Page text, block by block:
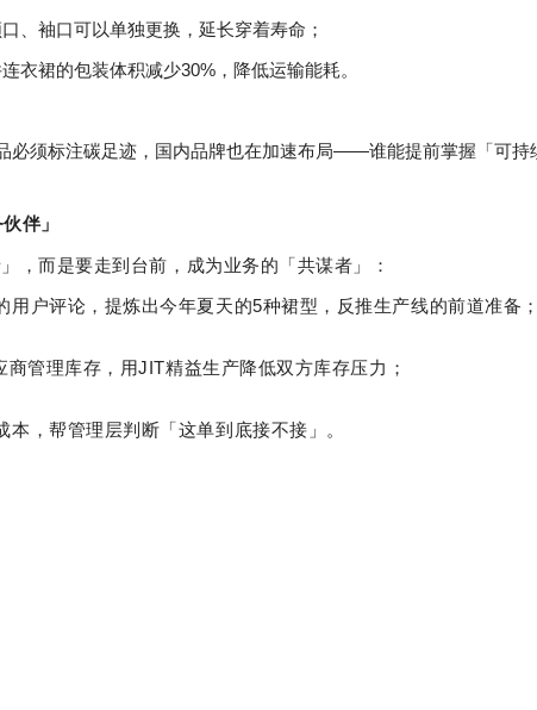
、袖口可以单独更换，延长穿着寿命；
衣裙的包装体积减少30%，降低运输能耗。
必须标注碳足迹，国内品牌也在加速布局——谁能提前掌握「可持
伴」
，而是要走到台前，成为业务的「共谋者」：
户评论，提炼出今年夏天的5种裙型，反推生产线的前道准备；
管理库存，用JIT精益生产降低双方库存压力；
，帮管理层判断「这单到底接不接」。